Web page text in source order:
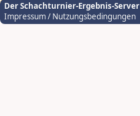
Der Schachturnier-Ergebnis-Server
Impressum / Nutzungsbedingungen